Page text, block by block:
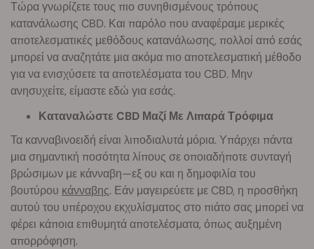
Τώρα γνωρίζετε τους πιο συνηθισμένους τρόπους
κατανάλωσης CBD. Και παρόλο που αναφέραμε μερικές
αποτελεσματικές μεθόδους κατανάλωσης, πολλοί από εσάς
μπορεί να αναζητάτε μια ακόμα πιο αποτελεσματική μέθοδο
για να ενισχύσετε τα αποτελέσματα του CBD. Μην
ανησυχείτε, είμαστε εδώ για εσάς.
Καταναλώστε CBD Μαζί Με Λιπαρά Τρόφιμα
Τα κανναβινοειδή είναι λιποδιαλυτά μόρια. Υπάρχει πάντα
μια σημαντική ποσότητα λίπους σε οποιαδήποτε συνταγή
βρώσιμων με κάνναβη—εξ ου και η δημοφιλία του
βουτύρου κάνναβης. Εάν μαγειρεύετε με CBD, η προσθήκη
αυτού του υπέροχου εκχυλίσματος στο πιάτο σας μπορεί να
φέρει κάποια επιθυμητά αποτελέσματα, όπως αυξημένη
απορρόφηση.